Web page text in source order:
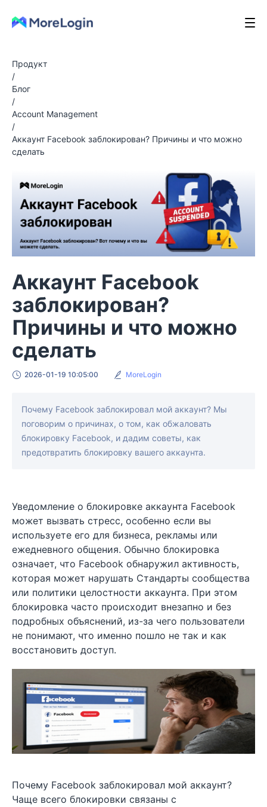
Продукт
/
Блог
/
Account Management
/
Аккаунт Facebook заблокирован? Причины и что можно
сделать
Аккаунт Facebook
заблокирован?
Причины и что можно
сделать
2026-01-19 10:05:00 MoreLogin
Почему Facebook заблокировал мой аккаунт? Мы
поговорим о причинах, о том, как обжаловать
блокировку Facebook, и дадим советы, как
предотвратить блокировку вашего аккаунта.
Уведомление о блокировке аккаунта Facebook
может вызвать стресс, особенно если вы
используете его для бизнеса, рекламы или
ежедневного общения. Обычно блокировка
означает, что Facebook обнаружил активность,
которая может нарушать Стандарты сообщества
или политики целостности аккаунта. При этом
блокировка часто происходит внезапно и без
подробных объяснений, из-за чего пользователи
не понимают, что именно пошло не так и как
восстановить доступ.
Почему Facebook заблокировал мой аккаунт?
Чаще всего блокировки связаны с